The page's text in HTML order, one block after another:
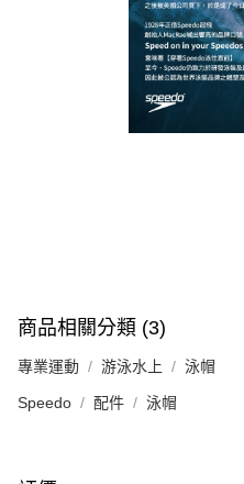
商品相關分類 (3)
專業運動 游泳水上 泳帽
Speedo 配件 泳帽